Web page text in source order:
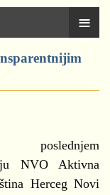
≡
poslednjem
NVO Aktivna
Herceg Novi